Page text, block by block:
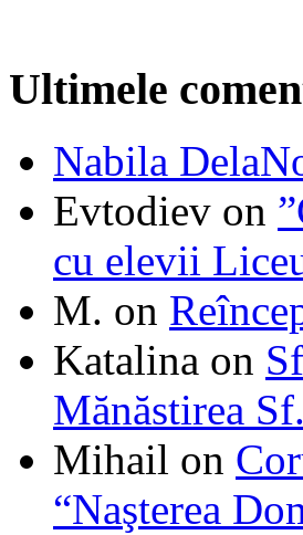
Ultimele
Nabila
Evtodiev on
cu elevii
M. on
Katalina on
Mănăstirea
Mihail on
“Naşterea